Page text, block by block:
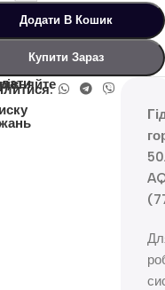
Додати В Кошик
Купити Зараз